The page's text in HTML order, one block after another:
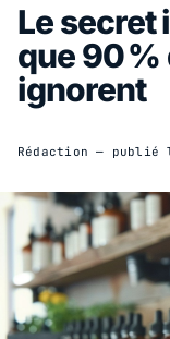
Le secret
que 90
ignorent
Rédaction — publié